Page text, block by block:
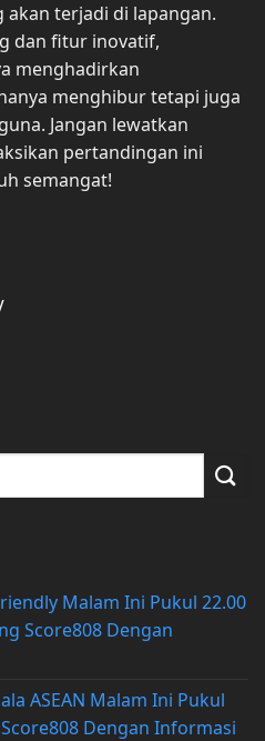
akan terjadi di lapangan.
dan fitur inovatif,
menghadirkan
menghibur tetapi juga
Jangan lewatkan
pertandingan ini
semangat!
Malam Ini Pukul 22.00
Score808 Dengan
ASEAN Malam Ini Pukul
Dengan Informasi